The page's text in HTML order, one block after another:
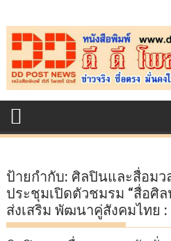
to
content
ป้ายกำกับ: ศิลปินและสื่อม
ประชุมเปิดตัวชมรม “สื่อศิล
ส่งเสริม พัฒนาคู่สังคมไทย :